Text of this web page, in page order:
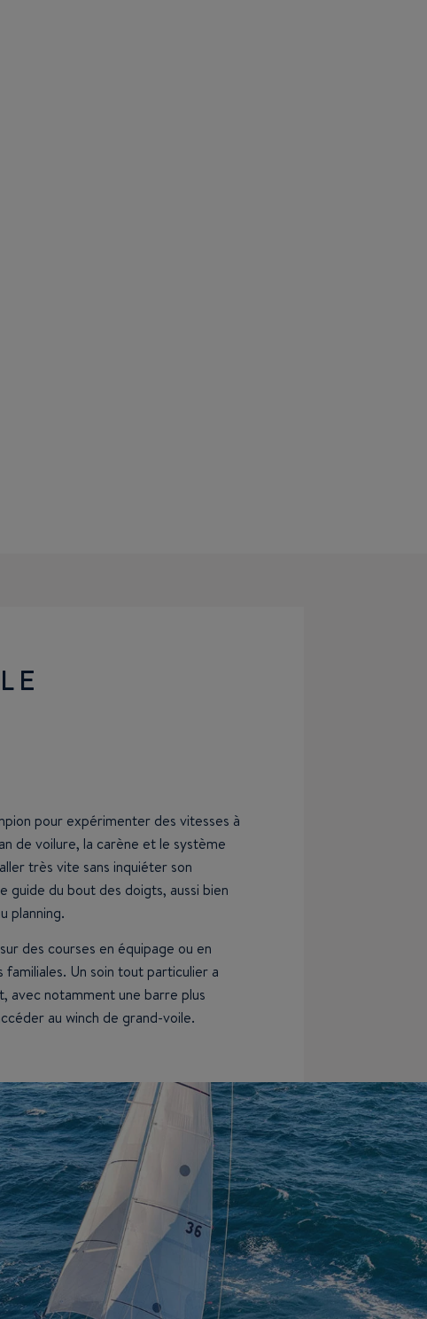
pour expérimenter des vitesses à
de voilure, la carène et le système
très vite sans inquiéter son
guide du bout des doigts, aussi bien
planning.
des courses en équipage ou en
Un soin tout particulier a
avec notamment une barre plus
au winch de grand-voile.